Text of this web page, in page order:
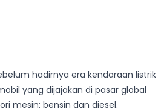
hadirnya era kendaraan listrik
yang dijajakan di pasar global
mesin: bensin dan diesel.